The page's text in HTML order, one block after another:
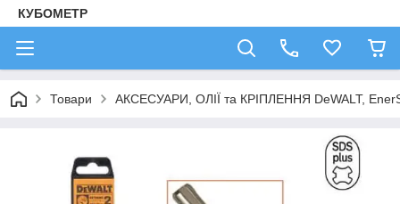
КУБОМЕТР
Товари АКСЕСУАРИ, ОЛІЇ та КРІПЛЕННЯ DeWALT,